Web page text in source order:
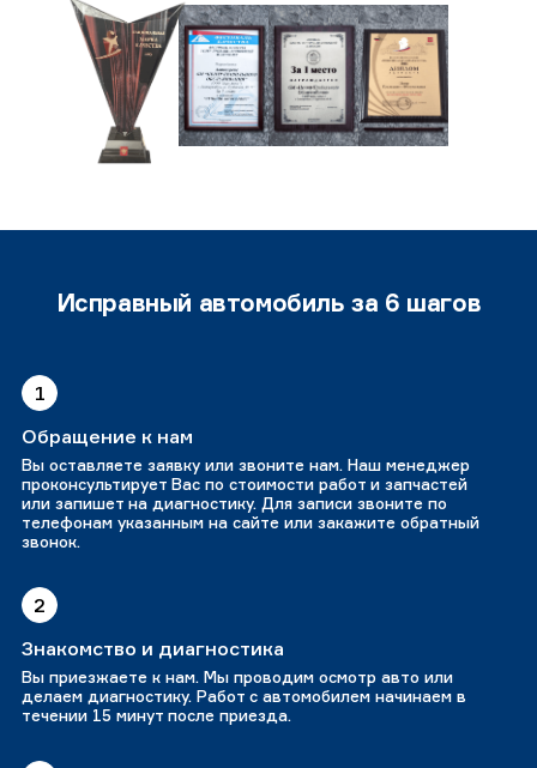
Исправный автомобиль за 6 шагов
1
Обращение к нам
Вы оставляете заявку или звоните нам. Наш менеджер
проконсультирует Вас по стоимости работ и запчастей
или запишет на диагностику. Для записи звоните по
телефонам указанным на сайте или закажите обратный
звонок.
2
Знакомство и диагностика
Вы приезжаете к нам. Мы проводим осмотр авто или
делаем диагностику. Работ с автомобилем начинаем в
течении 15 минут после приезда.